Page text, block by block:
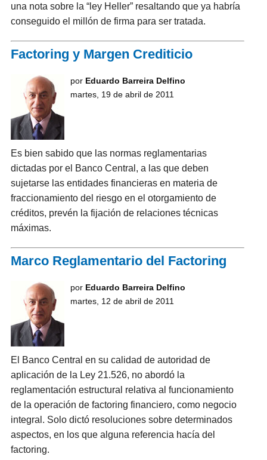
una nota sobre la “ley Heller” resaltando que ya habría
conseguido el millón de firma para ser tratada.
Factoring y Margen Crediticio
por Eduardo Barreira Delfino
martes, 19 de abril de 2011
Es bien sabido que las normas reglamentarias
dictadas por el Banco Central, a las que deben
sujetarse las entidades financieras en materia de
fraccionamiento del riesgo en el otorgamiento de
créditos, prevén la fijación de relaciones técnicas
máximas.
Marco Reglamentario del Factoring
por Eduardo Barreira Delfino
martes, 12 de abril de 2011
El Banco Central en su calidad de autoridad de
aplicación de la Ley 21.526, no abordó la
reglamentación estructural relativa al funcionamiento
de la operación de factoring financiero, como negocio
integral. Solo dictó resoluciones sobre determinados
aspectos, en los que alguna referencia hacía del
factoring.